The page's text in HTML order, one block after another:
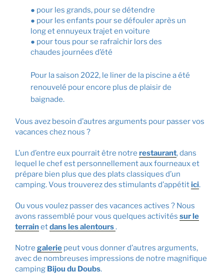
● pour les grands, pour se détendre
● pour les enfants pour se défouler après un
long et ennuyeux trajet en voiture
● pour tous pour se rafraîchir lors des
chaudes journées d’été
Pour la saison 2022, le liner de la piscine a été
renouvelé pour encore plus de plaisir de
baignade.
Vous avez besoin d’autres arguments pour passer vos
vacances chez nous ?
L’un d’entre eux pourrait être notre restaurant, dans
lequel le chef est personnellement aux fourneaux et
prépare bien plus que des plats classiques d’un
camping. Vous trouverez des stimulants d’appétitici.
Ou vous voulez passer des vacances actives ? Nous
avons rassemblé pour vous quelques activités sur le
terrainetdans les alentours.
Notre galerie peut vous donner d’autres arguments,
avec de nombreuses impressions de notre magnifique
camping Bijou du Doubs.